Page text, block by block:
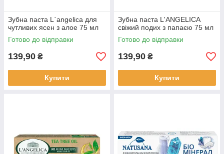
Зубна паста L`angelica для
чутливих ясен з алое 75 мл
Готово до відправки
139,90 ₴
Купити
Зубна паста L'ANGELICA
свіжий подих з папаєю 75 мл
Готово до відправки
139,90 ₴
Купити